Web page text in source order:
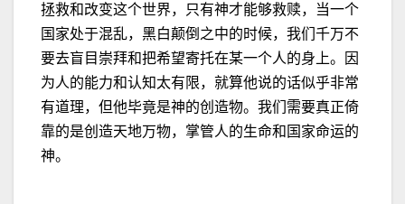
拯救和改变这个世界，只有神才能够救赎，当一个
国家处于混乱，黑白颠倒之中的时候，我们千万不
要去盲目崇拜和把希望寄托在某一个人的身上。因
为人的能力和认知太有限，就算他说的话似乎非常
有道理，但他毕竟是神的创造物。我们需要真正倚
靠的是创造天地万物，掌管人的生命和国家命运的
神。